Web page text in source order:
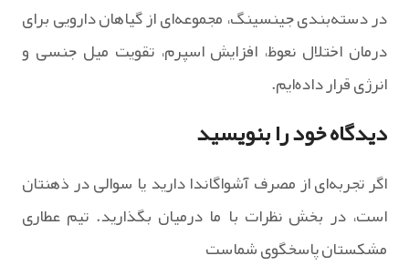
در دسته‌بندی جینسینگ، مجموعه‌ای از گیاهان دارویی برای
درمان اختلال نعوظ، افزایش اسپرم، تقویت میل جنسی و
انرژی قرار داده‌ایم.
دیدگاه خود را بنویسید
اگر تجربه‌ای از مصرف آشواگاندا دارید یا سوالی در ذهنتان
است، در بخش نظرات با ما درمیان بگذارید. تیم عطاری
مشکستان پاسخگوی شماست